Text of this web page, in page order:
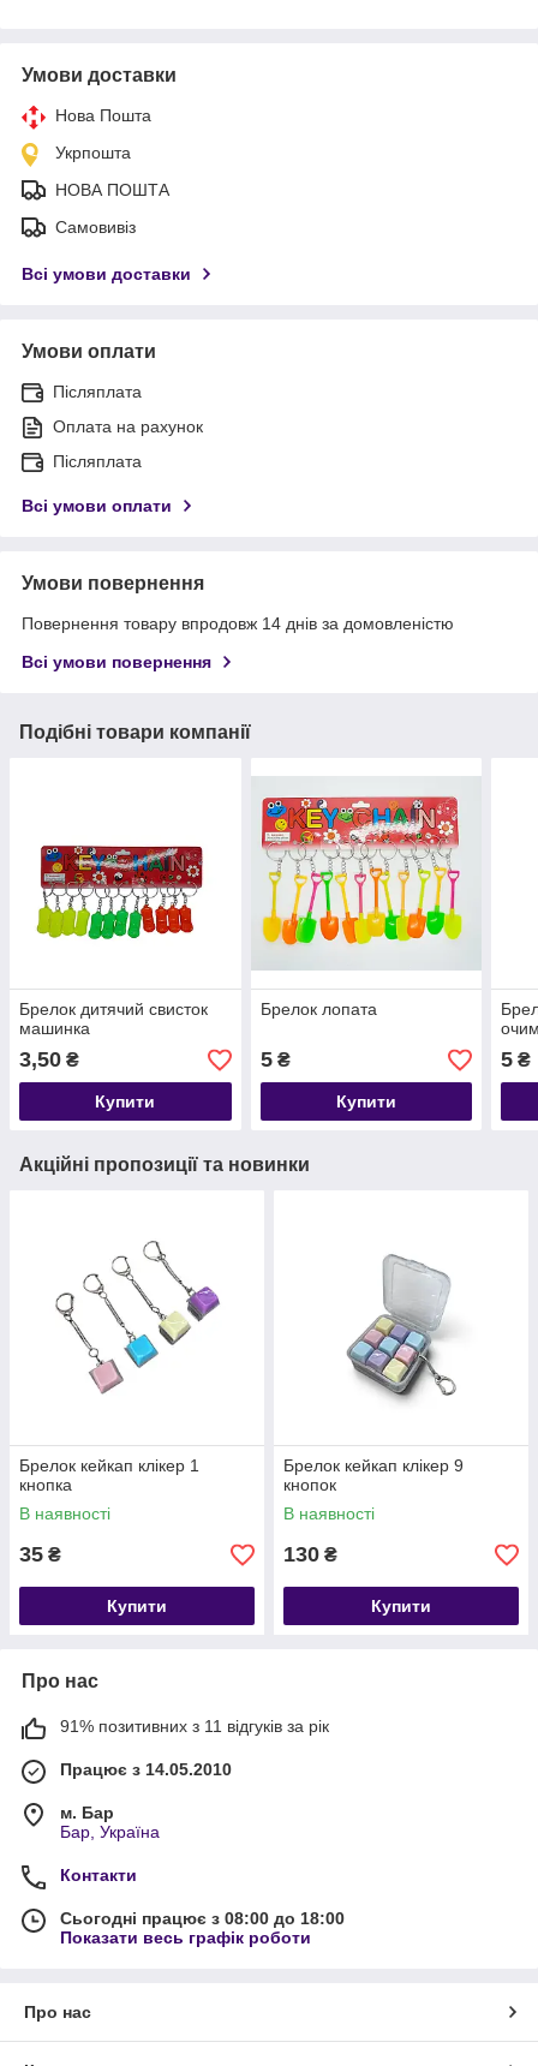
Умови доставки
Нова Пошта
Укрпошта
НОВА ПОШТА
Самовивіз
Всі умови доставки
Умови оплати
Післяплата
Оплата на рахунок
Післяплата
Всі умови оплати
Умови повернення
Повернення товару впродовж 14 днів за домовленістю
Всі умови повернення
Подібні товари компанії
Брелок дитячий свисток
машинка
3,50 ₴
Купити
Брелок лопата
5₴
Купити
5 ₴
Акційні пропозиції та новинки
Брелок кейкап клікер 1
кнопка
В наявності
35 ₴
Купити
Брелок кейкап клікер 9
кнопок
В наявності
130 ₴
Купити
Про нас
91% позитивних з 11 відгуків за рік
Працює з 14.05.2010
м. Бар
Бар, Україна
Контакти
Сьогодні працює з 08:00 до 18:00
Показати весь графік роботи
Про нас